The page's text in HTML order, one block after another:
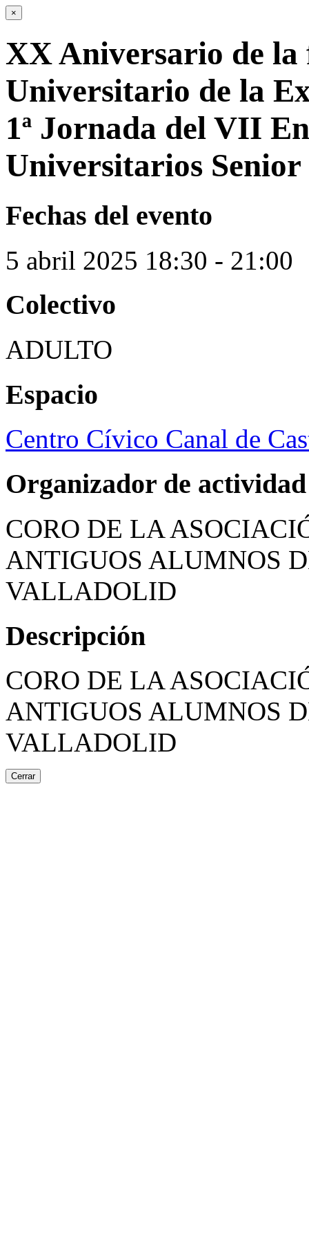
×
XX Aniversario de
Universitario de la
1ª Jornada del VII
Universitarios Senior
Fechas del evento
5 abril 2025 18:30 - 21:00
Colectivo
ADULTO
Espacio
Centro Cívico Canal de
Organizador de actividad
CORO DE LA
ANTIGUOS ALUMNOS
VALLADOLID
Descripción
CORO DE LA
ANTIGUOS ALUMNOS
VALLADOLID
Cerrar